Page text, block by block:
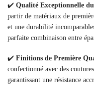
✔️ Qualité Exceptionnelle
partir de matériaux de
et une durabilité
parfaite combinaison entre
✔️ Finitions de Première
confectionné avec des
garantissant une résistance